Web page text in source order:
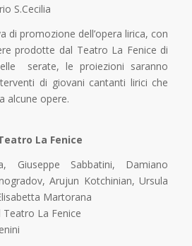
S.Cecilia
di promozione dell’opera lirica, con
prodotte dal Teatro La Fenice di
serate, le proiezioni saranno
di giovani cantanti lirici che
alcune opere.
La Fenice
Giuseppe Sabbatini, Damiano
Arujun Kotchinian, Ursula
Martorana
Teatro La Fenice